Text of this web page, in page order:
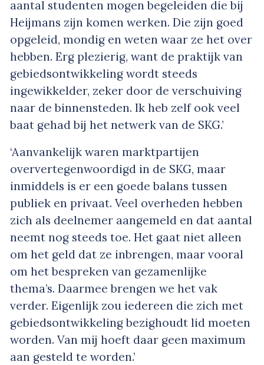
aantal studenten mogen begeleiden die bij
Heijmans zijn komen werken. Die zijn goed
opgeleid, mondig en weten waar ze het over
hebben. Erg plezierig, want de praktijk van
gebiedsontwikkeling wordt steeds
ingewikkelder, zeker door de verschuiving
naar de binnensteden. Ik heb zelf ook veel
baat gehad bij het netwerk van de SKG.’
‘Aanvankelijk waren marktpartijen
oververtegenwoordigd in de SKG, maar
inmiddels is er een goede balans tussen
publiek en privaat. Veel overheden hebben
zich als deelnemer aangemeld en dat aantal
neemt nog steeds toe. Het gaat niet alleen
om het geld dat ze inbrengen, maar vooral
om het bespreken van gezamenlijke
thema’s. Daarmee brengen we het vak
verder. Eigenlijk zou iedereen die zich met
gebiedsontwikkeling bezighoudt lid moeten
worden. Van mij hoeft daar geen maximum
aan gesteld te worden.’